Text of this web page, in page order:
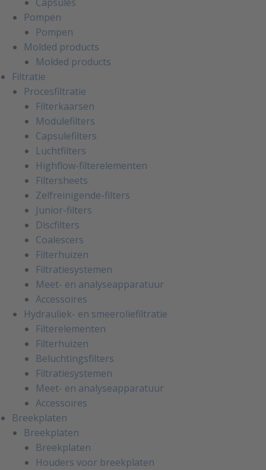
Capsules
Pompen
Pompen
Molded products
Molded products
Filtratie
Procesfiltratie
Filterkaarsen
Modulefilters
Capsulefilters
Luchtfilters
Highflow-filterelementen
Filtersheets
Zelfreinigende-filters
Junior-filters
Discfilters
Coalescers
Filterhuizen
Filtratiesystemen
Meet- en analyseapparatuur
Accessoires
Hydrauliek- en smeeroliefiltratie
Filterelementen
Filterhuizen
Beluchtingsfilters
Filtratiesystemen
Meet- en analyseapparatuur
Accessoires
Breekplaten
Breekplaten
Breekplaten
Houders voor breekplaten